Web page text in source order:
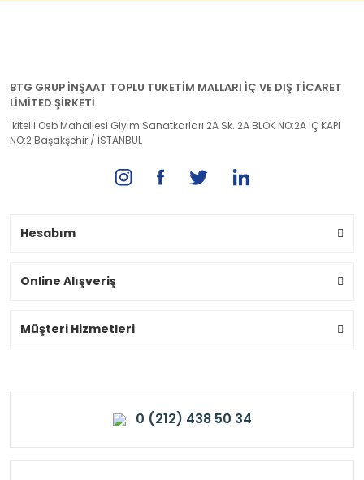
BTG GRUP İNŞAAT TOPLU TUKETİM MALLARI İÇ VE DIŞ TİCARET
LİMİTED ŞİRKETİ
İkitelli Osb Mahallesi Giyim Sanatkarları 2A Sk. 2A BLOK NO:2A İÇ KAPI
NO:2 Başakşehir / İSTANBUL
Hesabım
Online Alışveriş
Müşteri Hizmetleri
0 (212) 438 50 34